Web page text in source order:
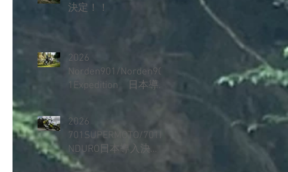
決定！！
2026
Norden901/Norden90
1Expedition 日本導
2026
701SUPERMOTO/701E
NDURO日本導入決
定！！